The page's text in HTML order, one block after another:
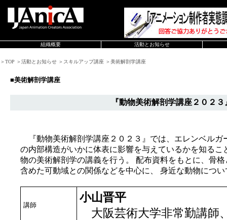
組織概要 活動とお知らせ
＞TOP ＞活動とお知らせ ＞スキルアップ講座 ＞美術解剖学講座
■美術解剖学講座
『動物美術解剖学講座２０２
『動物美術解剖学講座２０２３』では、エレンベルガ
の内部構造がいかに体表に影響を与えているかを知る
物の美術解剖学の講義を行う。 配布資料をもとに、骨
含めた可動域との関係などを中心に、 身近な動物につ
講師
小山晋平
大阪芸術大学非常勤講師